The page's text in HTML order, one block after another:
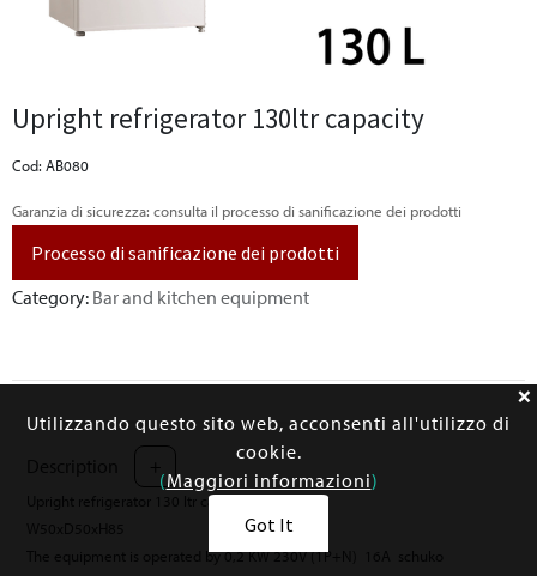
Upright refrigerator 130ltr capacity
Cod: AB080
Garanzia di sicurezza: consulta il processo di sanificazione dei prodotti
Processo di sanificazione dei prodotti
Category: Bar and kitchen equipment
+
Upright refrigerator 130 ltr capacity +2°/+8°C
The equipment is operated by 0,2 KW 230V (1P+N) 16A schuko
Utilizzando questo sito web, acconsenti all'utilizzo di
cookie.
(Maggiori informazioni)
Got It